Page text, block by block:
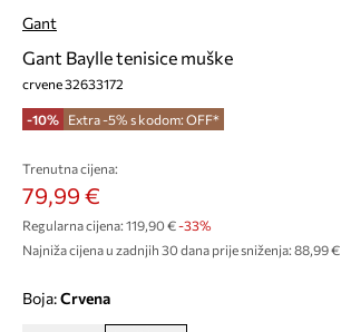
Gant
Gant Baylle tenisice muške
crvene 32633172
-10% Extra -5% s kodom: OFF*
Trenutna cijena:
79,99 €
Regularna cijena: 119,90 €-33%
Najniža cijena u zadnjih 30 dana prije sniženja: 88,99 €
Boja: crvena